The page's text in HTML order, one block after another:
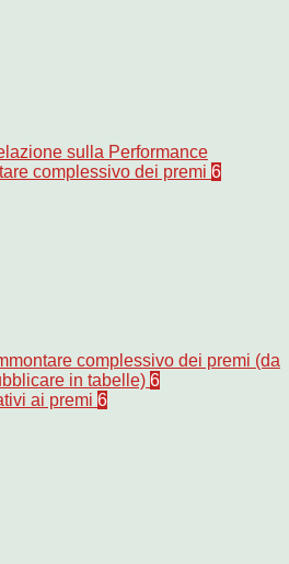
sulla Performance
complessivo dei premi 6
complessivo dei premi (da
in tabelle) 6
ai premi 6